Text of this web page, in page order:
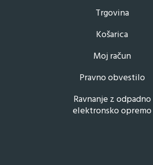
Trgovina
Košarica
Moj račun
Pravno obvestilo
Ravnanje z odpadno
elektronsko opremo